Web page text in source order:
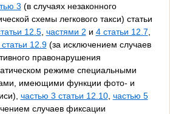
3 (в случаях незаконного
схемы легкового такси) статьи
12.5, частями 2 и 4 статьи 12.7
12.9(за исключением случаев
правонарушения
режиме специальными
имеющими функции фото- и
частью 3 статьи 12.10, частью 5
случаев фиксации